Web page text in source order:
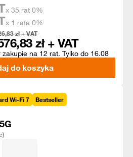
zł + VAT
zł + VAT
x 35 rat 0%
x 1 rata 0%
zakupie na 12 rat. Tylko do 16.08
do koszyka
Wi-Fi 7
Bestseller